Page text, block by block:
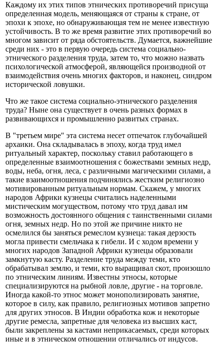
Каждому их этих типов этнических противоречий присуща
определенная модель, меняющаяся от страны к стране, от
эпохи к эпохе, но обнаруживающая тем не менее известную
устойчивость. В то же время развитие этих противоречий во
многом зависит от ряда обстоятельств. Думается, важнейшие
среди них - это в первую очередь система социально-
этнического разделения труда, затем то, что можно назвать
психологической атмосферой, являющейся производной от
взаимодействия очень многих факторов, и наконец, синдром
исторической ловушки.
Что же такое система социально-этнического разделения
труда? Ныне она существует в очень разных формах в
развивающихся и промышленно развитых странах.
В "третьем мире" эта система несет отпечаток глубочайшей
архаики. Она складывалась в эпоху, когда труд имел
ритуальный характер, поскольку ставил работающего в
определенные взаимоотношения с божествами земных недр,
воды, неба, огня, леса, с различными магическими силами, а
такие взаимоотношения подчинялись жестким религиозно
мотивированным ритуальным нормам. Скажем, у многих
народов Африки кузнецы считались наделенными
мистическим могуществом, потому что труд давал им
возможность достоянного общения с таинственными силами
огня, земных недр. Но по этой же причине никто не
осмелился бы заняться ремеслом кузнеца: такая дерзость
могла привести смельчака к гибели. И с ходом времени у
многих народов Западной Африки кузнецы образовали
замкнутую касту. Разделение труда между теми, кто
обрабатывал землю, и теми, кто выращивал скот, произошло
по этническим линиям. Известны этносы, которые
специализируются на рыбной ловле, другие - на торговле.
Иногда какой-то этнос может монополизировать занятие,
которое в силу, как правило, религиозных мотивов запретно
для других этносов. В Индии обработка кож и некоторые
другие ремесла, запретные для человека из высших каст,
были закреплены за кастами неприкасаемых, среди которых
иные и в этническом отношении отличались от индусов.